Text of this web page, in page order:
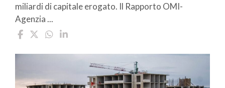
miliardi di capitale erogato. Il Rapporto OMI-
Agenzia ...